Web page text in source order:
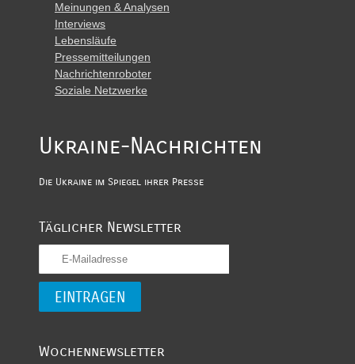
Meinungen & Analysen
Interviews
Lebensläufe
Pressemitteilungen
Nachrichtenroboter
Soziale Netzwerke
Ukraine-Nachrichten
Die Ukraine im Spiegel ihrer Presse
Täglicher Newsletter
Wochennewsletter